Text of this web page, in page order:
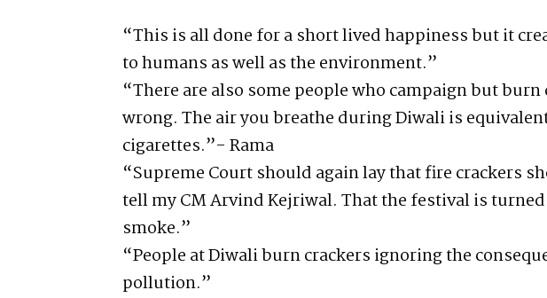
“This is all done for a short lived happiness but it
to humans as well as the environment.”
“There are also some people who campaign but
wrong. The air you breathe during Diwali is
cigarettes.”- Rama
“Supreme Court should again lay that fire crackers
tell my CM Arvind Kejriwal. That the festival is
smoke.”
“People at Diwali burn crackers ignoring the
pollution.”